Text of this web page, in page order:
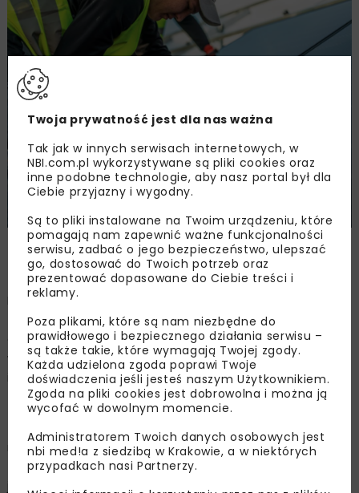
Zdjęcie: TAURON Polska Energia SA, www.media.tauron.pl
Eksperci TAURONA przypominają, że połączenie
fotowoltaiki ze źródłami ciepła, chłodu czy magazynem
energii przekłada się na zwiększoną autokonsumpcję, co
w efekcie wpływa na skrócenie okresu zwrotu z
inwestycji.
– Dostarczamy zieloną energią do naszych klientów, ale
mikroinstalacji i ekologicznych źródeł ogrzewania
zarówno poprzez kompleksową obsługę technologiczną,
Twoja prywatność jest dla nas ważna
Tak jak w innych serwisach internetowych, w
NBI.com.pl wykorzystywane są pliki cookies oraz
inne podobne technologie, aby nasz portal był dla
Ciebie przyjazny i wygodny.
Są to pliki instalowane na Twoim urządzeniu, które
pomagają nam zapewnić ważne funkcjonalności
serwisu, zadbać o jego bezpieczeństwo, ulepszać
go, dostosować do Twoich potrzeb oraz
prezentować dopasowane do Ciebie treści i
reklamy.
Poza plikami, które są nam niezbędne do
prawidłowego i bezpiecznego działania serwisu –
są także takie, które wymagają Twojej zgody.
Każda udzielona zgoda poprawi Twoje
doświadczenia jeśli jesteś naszym Użytkownikiem.
Zgoda na pliki cookies jest dobrowolna i można ją
wycofać w dowolnym momencie.
Administratorem Twoich danych osobowych jest
nbi med!a z siedzibą w Krakowie, a w niektórych
przypadkach nasi Partnerzy.